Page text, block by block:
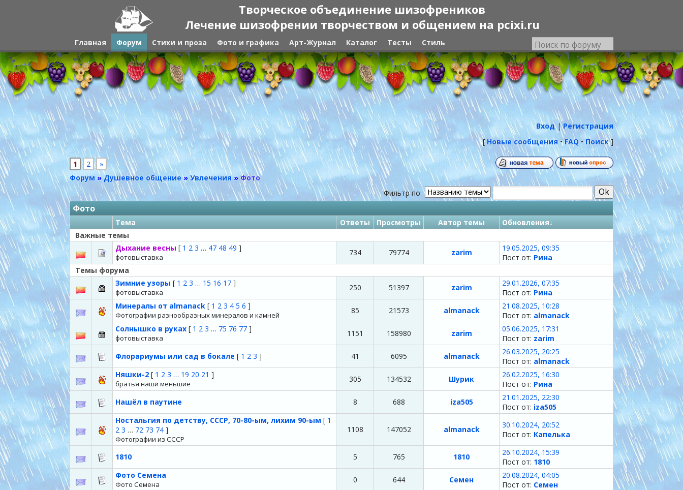
Творческое объединение шизофреников
Лечение шизофрении творчеством и общением на pcixi.ru
Главная Форум Стихи и проза Фото и графика Арт-Журнал Каталог Тесты Стиль
Вход|Регистрация
[Новые сообщения •FAQ •Поиск]
1 2
»
Форум » Душевное общение » Увлечения » Фото
Фильтр по:
Фото
Тема Ответы Просмотры Автор темы Обновления↓
Важные темы
Дыхание весны [ 1 2 3 … 47 48 49 ]
фотовыставка 734 79774 zarim
19.05.2025, 09:35
Пост от: Рина
Темы форума
Зимние узоры [ 1 2 3 … 15 16 17 ]
фотовыставка 250 51397 zarim
29.01.2026, 07:35
Пост от: Рина
Минералы от almanack [ 1 2 3 4 5 6 ]
Фотографии разнообразных минералов и камней 85 21573 almanack
21.08.2025, 10:28
Пост от: almanack
Солнышко в руках [ 1 2 3 … 75 76 77 ]
фотовыставка 1151 158980 zarim
05.06.2025, 17:31
Пост от: zarim
Флорариумы или сад в бокале [ 1 2 3 ] 41 6095 almanack
26.03.2025, 20:25
Пост от: almanack
Няшки-2 [ 1 2 3 … 19 20 21 ]
братья наши меньшие 305 134532 Шурик
26.02.2025, 16:30
Пост от: Рина
Нашёл в паутине
8 688 iza505
21.01.2025, 22:30
Пост от: iza505
Ностальгия по детству, СССР, 70-80-ым, лихим 90-ым [ 1
2 3 … 72 73 74 ]
Фотографии из СССР
1108 147052 almanack
30.10.2024, 20:52
Пост от: Капелька
1810 5 765 1810
26.10.2024, 15:39
Пост от: 1810
Фото Семена
Фото Семена 0 644 Семен
20.08.2024, 04:05
Пост от: Семен